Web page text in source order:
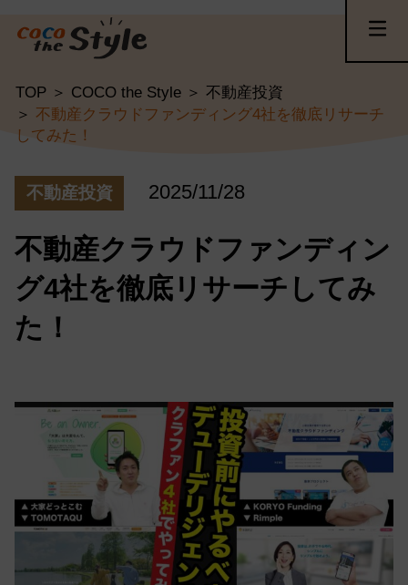
TOP COCO the Style
不動産投資
不動産クラウドファンディング4社を徹底リサーチ
してみた！
不動産投資 2025/11/28
不動産クラウドファンディン
グ4社を徹底リサーチしてみ
た！